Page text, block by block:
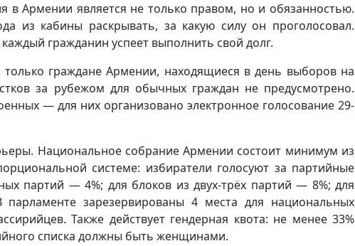
в Армении является не только правом, но и обязанностью.
из кабины раскрывать, за какую силу он проголосовал.
гражданин успеет выполнить свой долг.
только граждане Армении, находящиеся в день выборов на
за рубежом для обычных граждан не предусмотрено.
— для них организовано электронное голосование 29-
Национальное собрание Армении состоит минимум из
системе: избиратели голосуют за партийные
партий — 4%; для блоков из двух-трёх партий — 8%; для
зарезервированы 4 места для национальных
Также действует гендерная квота: не менее 33%
списка должны быть женщинами.